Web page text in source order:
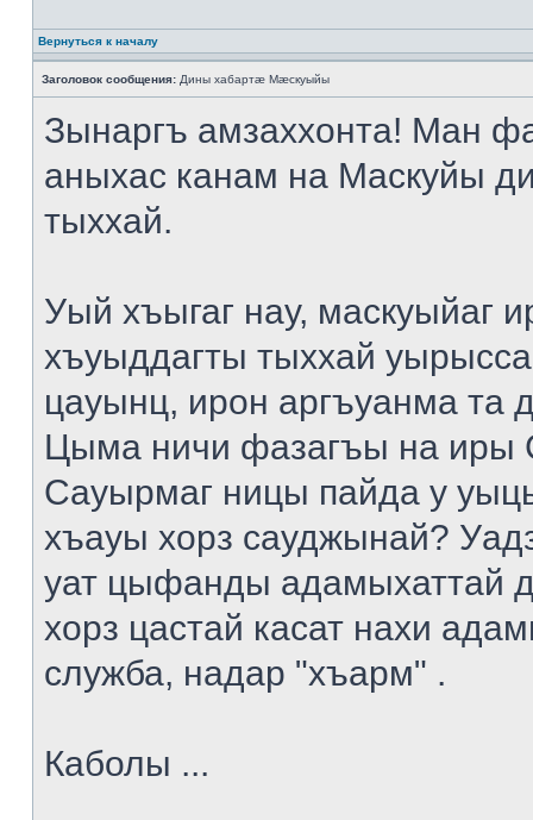
Вернуться к началу
Заголовок сообщения: Дины хабартæ Мæскуыйы
Зынаргъ амзаххонта! Ман
аныхас канам на Маскуйы
тыххай.
Уый хъыгаг нау, маскуыйаг
хъуыддагты тыххай
цауынц, ирон аргъуанма та
Цыма ничи фазагъы на иры
Сауырмаг ницы пайда у
хъауы хорз сауджынай?
уат цыфанды адамыхаттай
хорз цастай касат нахи
служба, надар "хъарм" .
Каболы ...